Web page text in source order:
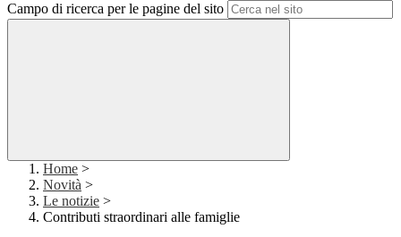
Campo di ricerca per le pagine del sito
Home >
Novità >
Le notizie >
Contributi straordinari alle famiglie